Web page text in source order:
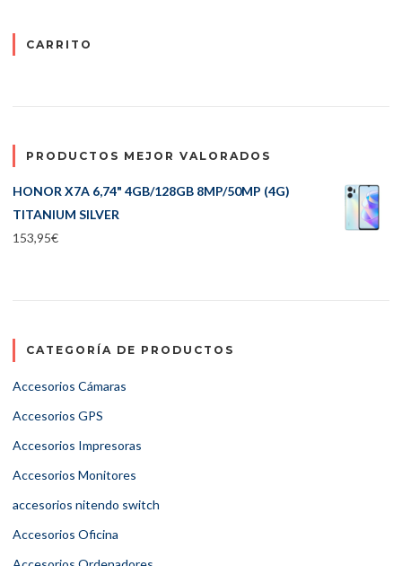
CARRITO
PRODUCTOS MEJOR VALORADOS
HONOR X7A 6,74" 4GB/128GB 8MP/50MP (4G)
TITANIUM SILVER
153,95€
CATEGORÍA DE PRODUCTOS
Accesorios Cámaras
Accesorios GPS
Accesorios Impresoras
Accesorios Monitores
accesorios nitendo switch
Accesorios Oficina